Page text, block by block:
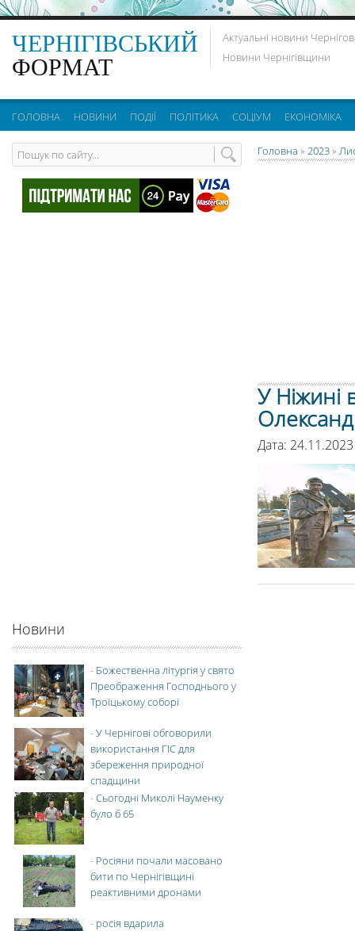
ЧЕРНІГІВСЬКИЙ
ФОРМАТ
Актуальні новини
Новини Чернігівщини
ГОЛОВНА НОВИНИ ПОДІЇ ПОЛІТИКА СОЦІУМ ЕКОНОМІКА
Головна » 2023»
У Ніжині
Дата:
Новини
- Божественна літургія у свято
Преображення Господнього у
Троїцькому соборі
-У Чернігові обговорили
використання ГІС для
збереження природної
спадщини
-Сьогодні Миколі Науменку
було б 65
- Росіяни почали масовано
бити по Чернігівщині
реактивними дронами
- росія вдарила